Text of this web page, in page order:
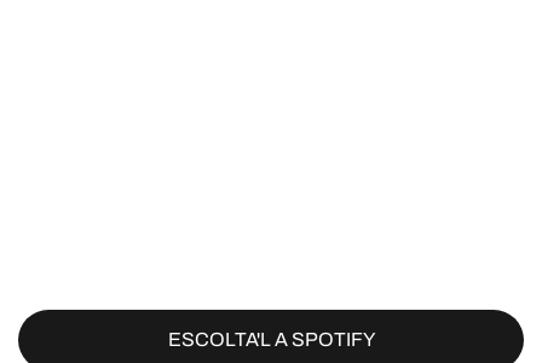
ESCOLTA'L A SPOTIFY